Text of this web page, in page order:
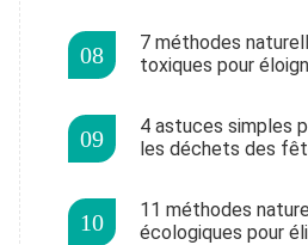
7 méthodes
toxiques pour
4 astuces simples
les déchets des
11 méthodes
écologiques pour